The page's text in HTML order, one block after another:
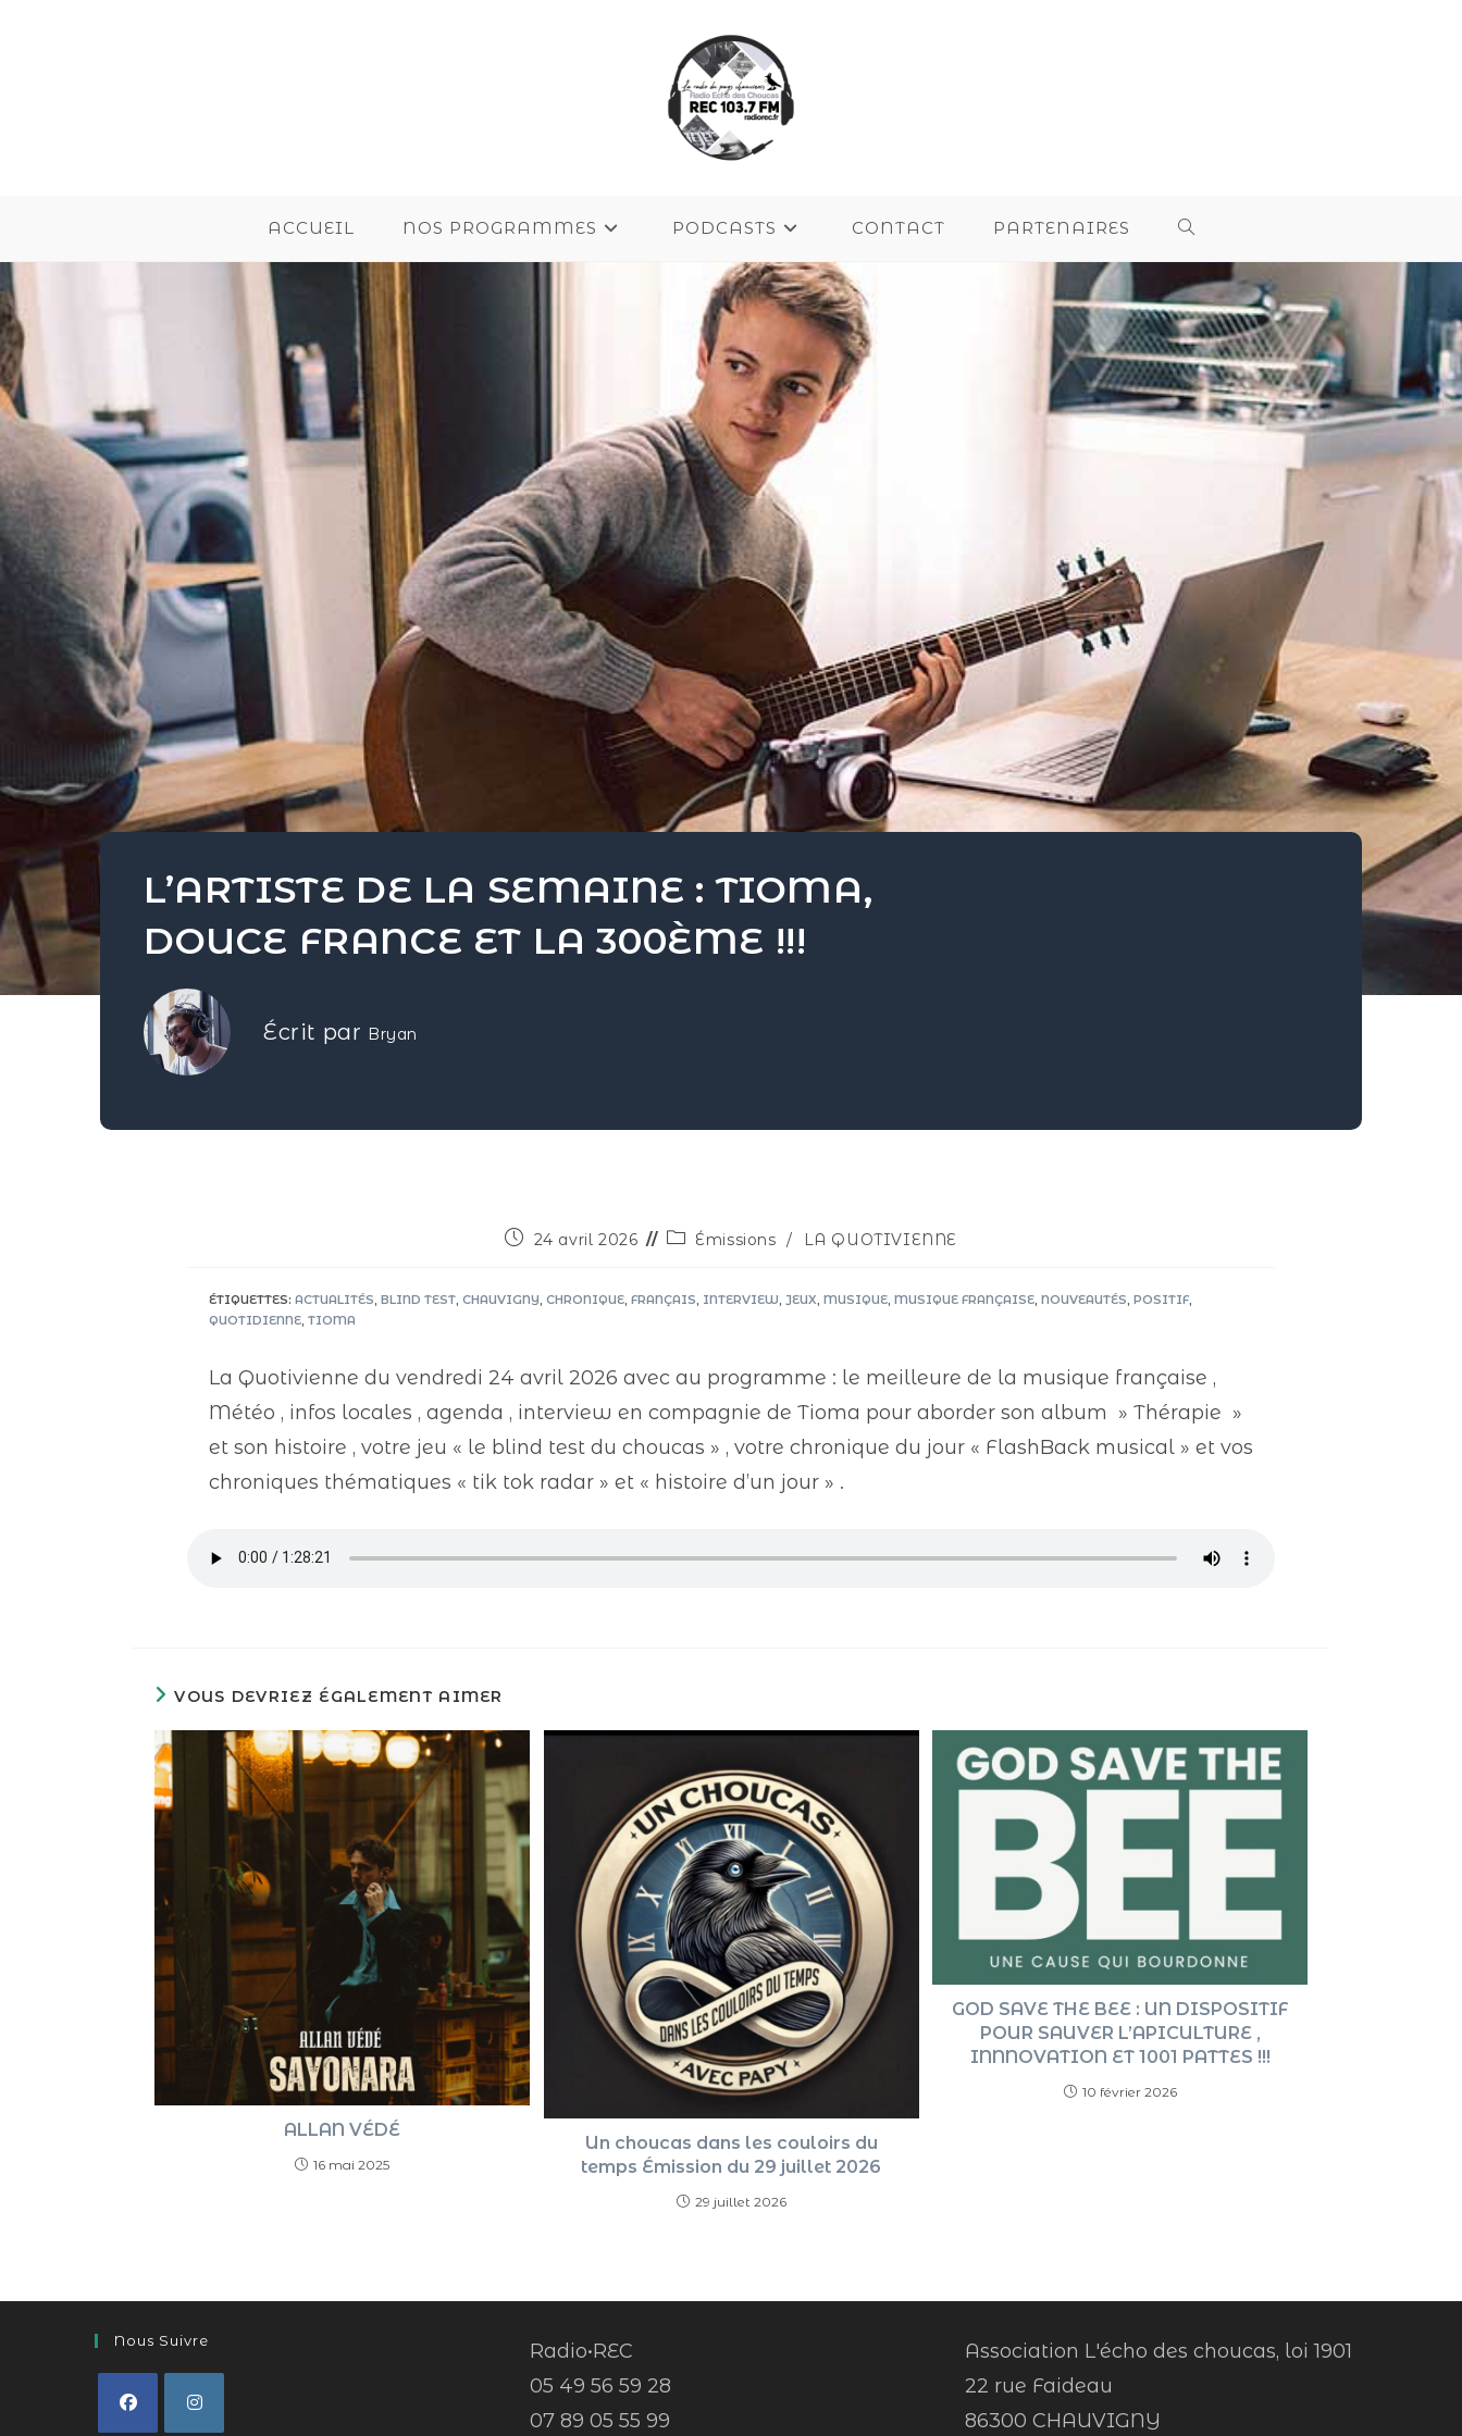
ACCUEIL NOS PROGRAMMES PODCASTS CONTACT PARTENAIRES
L’ARTISTE DE LA SEMAINE : TIOMA,
DOUCE FRANCE ET LA 300ÈME !!!
Écrit par Bryan
24 avril 2026 Émissions / LA QUOTIVIENNE
ÉTIQUETTES: ACTUALITÉS BLIND TEST CHAUVIGNY CHRONIQUE FRANÇAIS INTERVIEW JEUX MUSIQUE MUSIQUE FRANÇAISE NOUVEAUTÉS POSITIF
QUOTIDIENNE TIOMA
La Quotivienne du vendredi 24 avril 2026 avec au programme : le meilleure de la musique française ,
Météo , infos locales , agenda , interview en compagnie de Tioma pour aborder son album » Thérapie »
et son histoire , votre jeu « le blind test du choucas » , votre chronique du jour « FlashBack musical » et vos
chroniques thématiques « tik tok radar » et « histoire d’un jour » .
VOUS DEVRIEZ ÉGALEMENT AIMER
ALLAN VÉDÉ
16 mai 2025
Un choucas dans les couloirs du
temps Émission du 29 juillet 2026
29 juillet 2026
GOD SAVE THE BEE : UN DISPOSITIF
POUR SAUVER L’APICULTURE ,
INNNOVATION ET 1001 PATTES !!!
10 février 2026
Nous Suivre
Radio•REC
05 49 56 59 28
07 89 05 55 99
Association L'écho des choucas, loi 1901
22 rue Faideau
86300 CHAUVIGNY